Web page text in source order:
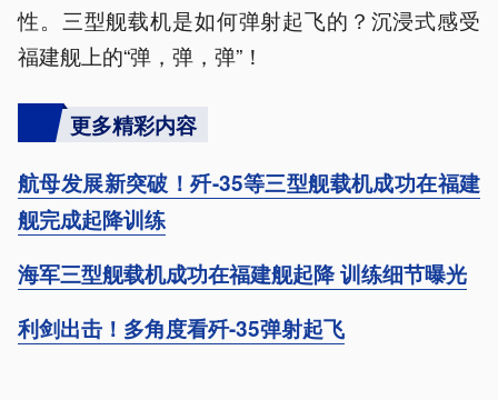
性。三型舰载机是如何弹射起飞的？沉浸式感受
福建舰上的“弹，弹，弹”！
更多精彩内容
航母发展新突破！歼-35等三型舰载机成功在福建
舰完成起降训练
海军三型舰载机成功在福建舰起降 训练细节曝光
利剑出击！多角度看歼-35弹射起飞